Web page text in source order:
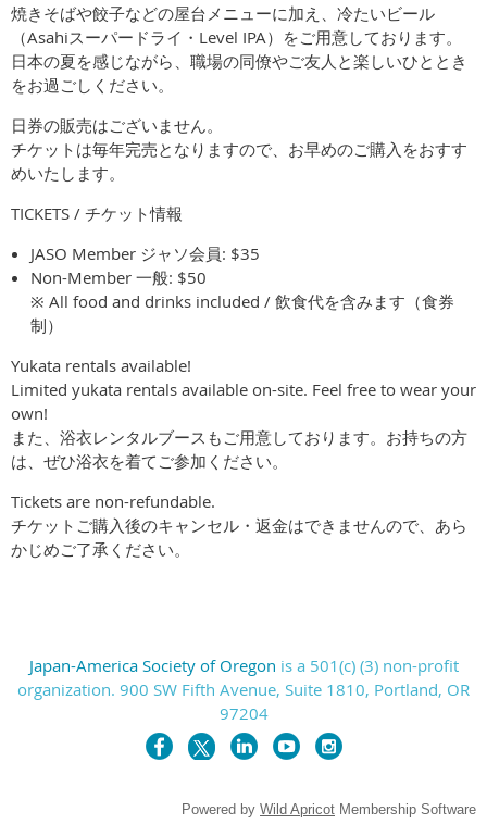
焼きそばや餃子などの屋台メニューに加え、冷たいビール
（Asahiスーパードライ・Level IPA）をご用意しております。
日本の夏を感じながら、職場の同僚やご友人と楽しいひととき
をお過ごしください。
日券の販売はございません。
チケットは毎年完売となりますので、お早めのご購入をおすす
めいたします。
TICKETS / チケット情報
JASO Member ジャソ会員: $35
Non-Member 一般: $50
※ All food and drinks included / 飲食代を含みます（食券
制）
Yukata rentals available!
Limited yukata rentals available on-site. Feel free to wear your
own!
また、 浴衣レンタルブース もご用意しております。お持ちの方
は、ぜひ浴衣を着てご参加ください。
Tickets are non-refundable.
チケットご購入後のキャンセル・返金はできませんので、あら
かじめご了承ください。
Japan-America Society of Oregon is a 501(c) (3) non-profit
organization. 900 SW Fifth Avenue, Suite 1810, Portland, OR
97204
Powered by Wild Apricot Membership Software